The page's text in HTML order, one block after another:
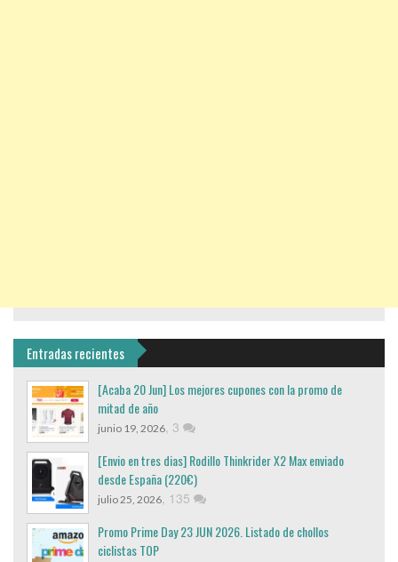
Entradas recientes
[Acaba 20 Jun] Los mejores cupones con la promo de
mitad de año
junio 19, 2026, 3
[Envio en tres dias] Rodillo Thinkrider X2 Max enviado
desde España (220€)
julio 25, 2026, 135
Promo Prime Day 23 JUN 2026. Listado de chollos
ciclistas TOP